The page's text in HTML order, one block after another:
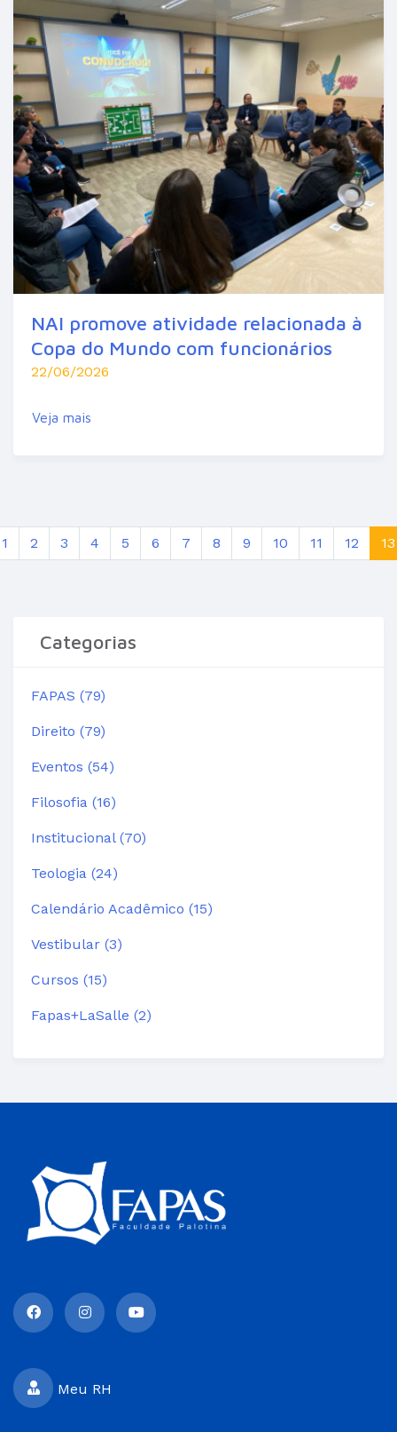
NAI promove atividade relacionada à
Copa do Mundo com funcionários
22/06/2026
Veja mais
1 2 3 4 5 6 7 8 9 10 11 12 13
Categorias
FAPAS (79)
Direito (79)
Eventos (54)
Filosofia (16)
Institucional (70)
Teologia (24)
Calendário Acadêmico (15)
Vestibular (3)
Cursos (15)
Fapas+LaSalle (2)
Meu RH